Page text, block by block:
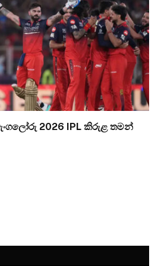
2026 IPL කිරුළ තමන්